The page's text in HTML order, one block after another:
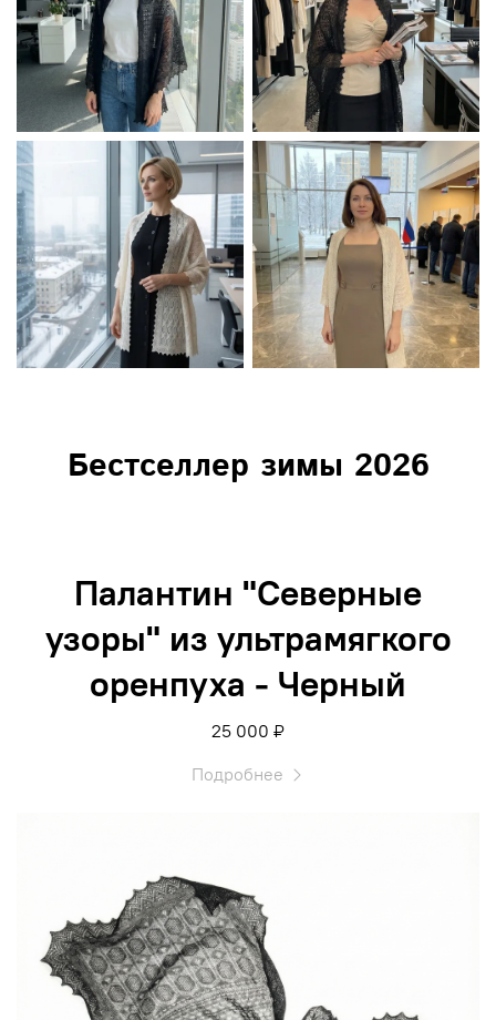
Бестселлер зимы 2026
Палантин "Северные
узоры" из ультрамягкого
оренпуха - Черный
25 000 ₽
Подробнее